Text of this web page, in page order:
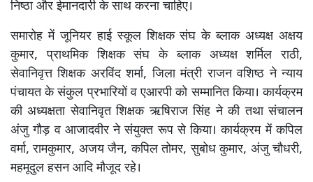
निष्ठा और ईमानदारी के साथ करना चाहिए।
समारोह में जूनियर हाई स्कूल शिक्षक संघ के ब्लाक अध्यक्ष अक्षय
कुमार, प्राथमिक शिक्षक संघ के ब्लाक अध्यक्ष शर्मिल राठी,
सेवानिवृत्त शिक्षक अरविंद शर्मा, जिला मंत्री राजन वशिष्ठ ने न्याय
पंचायत के संकुल प्रभारियों व एआरपी को सम्मानित किया। कार्यक्रम
की अध्यक्षता सेवानिवृत शिक्षक ऋषिराज सिंह ने की तथा संचालन
अंजु गौड़ व आजादवीर ने संयुक्त रूप से किया। कार्यक्रम में कपिल
वर्मा, रामकुमार, अजय जैन, कपिल तोमर, सुबोध कुमार, अंजु चौधरी,
महमूदुल हसन आदि मौजूद रहे।